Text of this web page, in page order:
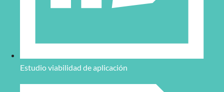
Estudio viabilidad de aplicación